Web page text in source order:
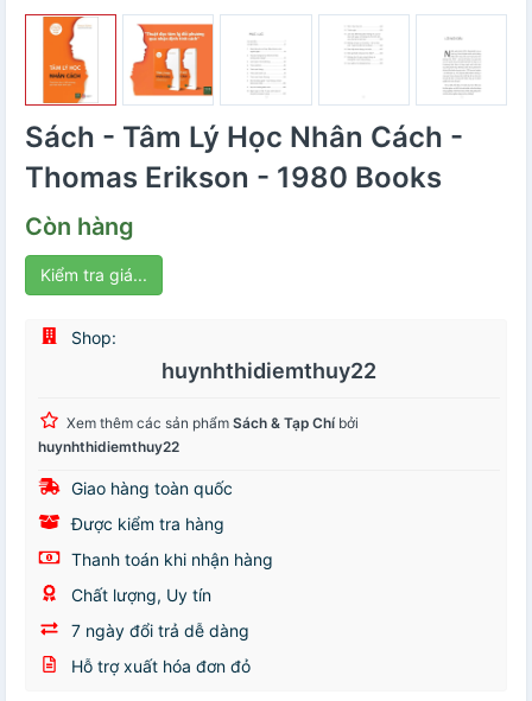
Sách - Tâm Lý Học Nhân Cách -
Thomas Erikson - 1980 Books
Còn hàng
Kiểm tra giá...
Shop:
huynhthidiemthuy22
Xem thêm các sản phẩm Sách & Tạp Chí bởi
huynhthidiemthuy22
Giao hàng toàn quốc
Được kiểm tra hàng
Thanh toán khi nhận hàng
Chất lượng, Uy tín
7 ngày đổi trả dễ dàng
Hỗ trợ xuất hóa đơn đỏ